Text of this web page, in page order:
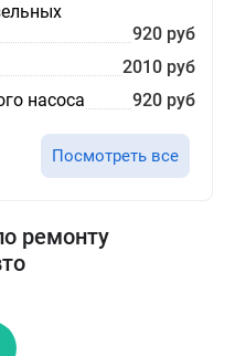
920 руб
2010 руб
насоса
920 руб
Посмотреть все
ремонту